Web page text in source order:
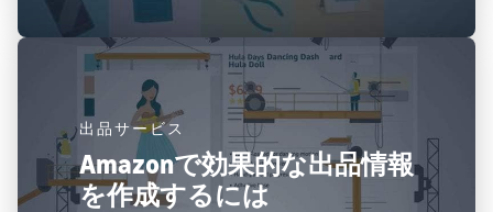
出品サービス
Amazonで効果的な出品情報
を作成するには